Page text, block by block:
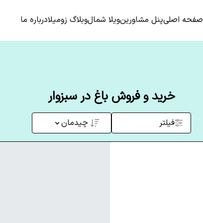
صفحه اصلیپنل مشاورینویلا شمالوبلاگ زومیلادرباره ما
خرید و فروش باغ در سبزوار
فیلتر چیدمان